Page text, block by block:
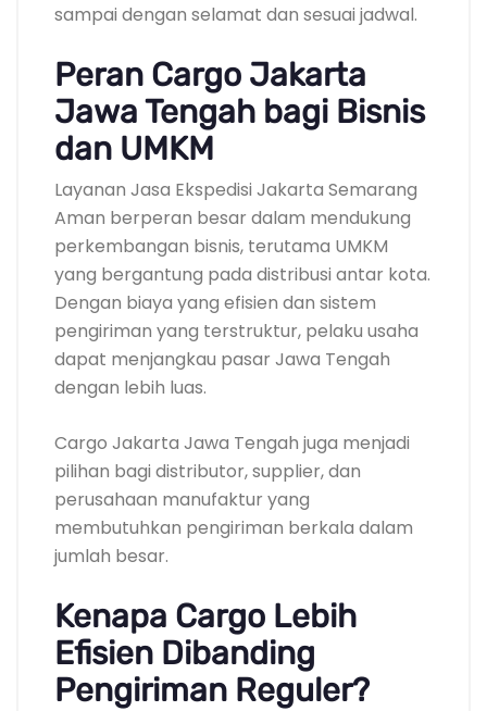
sampai dengan selamat dan sesuai jadwal.
Peran Cargo Jakarta
Jawa Tengah bagi Bisnis
dan UMKM
Layanan Jasa Ekspedisi Jakarta Semarang
Aman berperan besar dalam mendukung
perkembangan bisnis, terutama UMKM
yang bergantung pada distribusi antar kota.
Dengan biaya yang efisien dan sistem
pengiriman yang terstruktur, pelaku usaha
dapat menjangkau pasar Jawa Tengah
dengan lebih luas.
Cargo Jakarta Jawa Tengah juga menjadi
pilihan bagi distributor, supplier, dan
perusahaan manufaktur yang
membutuhkan pengiriman berkala dalam
jumlah besar.
Kenapa Cargo Lebih
Efisien Dibanding
Pengiriman Reguler?